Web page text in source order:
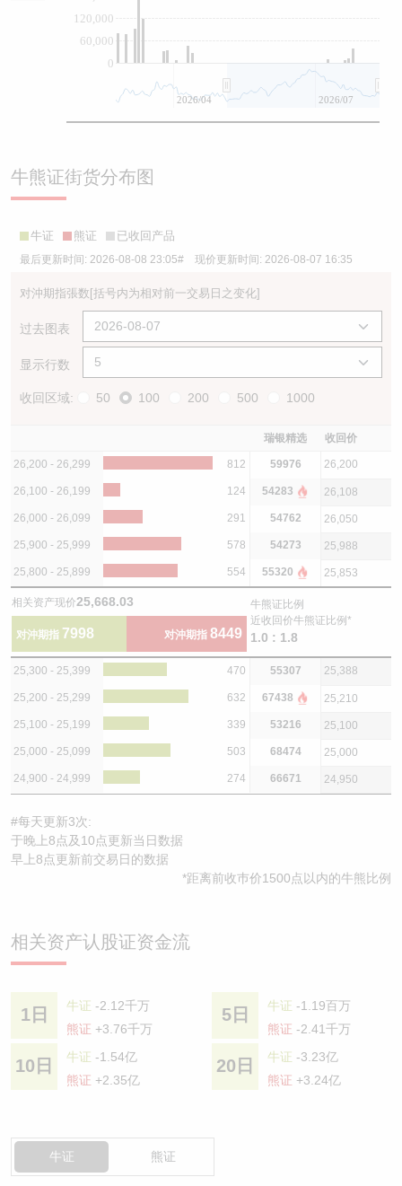
0
60,000
120,000
2026/04 2026/07
牛熊证街货分布图
牛证 熊证 已收回产品
最后更新时间: 2026-08-08 23:05# 现价更新时间: 2026-08-07 16:35
对沖期指張数[括号内为相对前一交易日之变化]
过去图表
显示行数
收回区域: 50 100 200 500 1000
瑞银精选 收回价
26,200 - 26,299 812 59976 26,200
26,100 - 26,199 124 54283 26,108
26,000 - 26,099 291 54762 26,050
25,900 - 25,999 578 54273 25,988
25,800 - 25,899 554 55320 25,853
相关资产现价25,668.03
对沖期指 7998 对沖期指 8449
牛熊证比例
近收回价牛熊证比例*
1.0 : 1.8
25,300 - 25,399 470 55307 25,388
25,200 - 25,299 632 67438 25,210
25,100 - 25,199 339 53216 25,100
25,000 - 25,099 503 68474 25,000
24,900 - 24,999 274 66671 24,950
#每天更新3次:
于晚上8点及10点更新当日数据
早上8点更新前交易日的数据
*距离前收巿价1500点以内的牛熊比例
相关资产认股证资金流
1日 牛证 -2.12千万
熊证 +3.76千万
5日 牛证 -1.19百万
熊证 -2.41千万
10日 牛证 -1.54亿
熊证 +2.35亿
20日 牛证 -3.23亿
熊证 +3.24亿
牛证 熊证